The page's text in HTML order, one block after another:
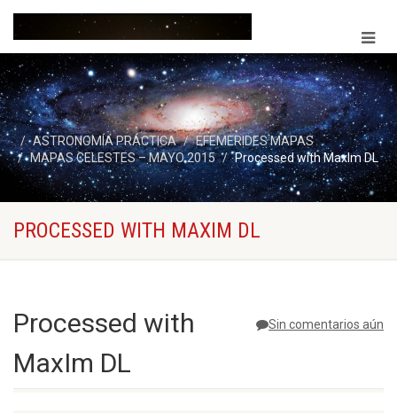
ASTRONOMÍA PRÁCTICA
EFEMERIDES MAPAS
MAPAS CELESTES – MAYO 2015
Processed with MaxIm DL
PROCESSED WITH MAXIM DL
Sin comentarios aún
Processed with
MaxIm DL